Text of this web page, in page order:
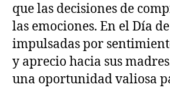
que las decisiones de
las emociones. En el Día
impulsadas por
y aprecio hacia sus
una oportunidad valiosa